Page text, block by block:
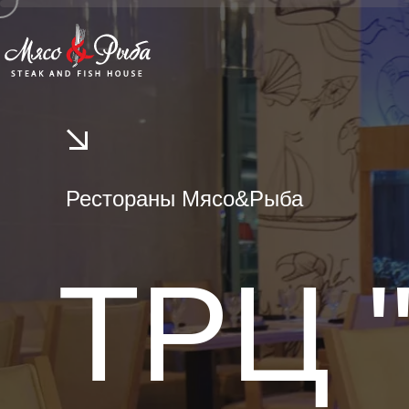
Рестораны Мясо&Рыба
ТРЦ